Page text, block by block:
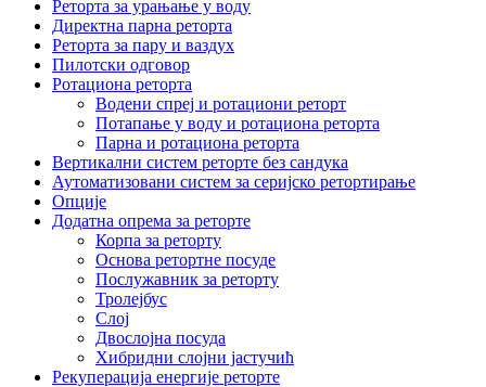
Реторта за урањање у воду
Директна парна реторта
Реторта за пару и ваздух
Пилотски одговор
Ротациона реторта
Водени спреј и ротациони реторт
Потапање у воду и ротациона реторта
Парна и ротациона реторта
Вертикални систем реторте без сандука
Аутоматизовани систем за серијско ретортирање
Опције
Додатна опрема за реторте
Корпа за реторту
Основа ретортне посуде
Послужавник за реторту
Тролејбус
Слој
Двослојна посуда
Хибридни слојни јастучић
Рекуперација енергије реторте